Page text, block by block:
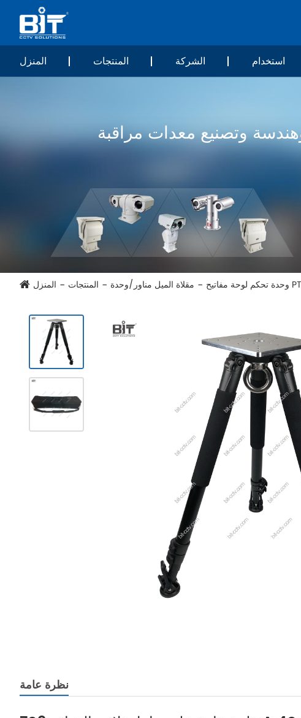
المنزل المنتجات الشركة استخدام
المنزل المنتجات مقلاة الميل مناور/وحدة
نظرة عامة